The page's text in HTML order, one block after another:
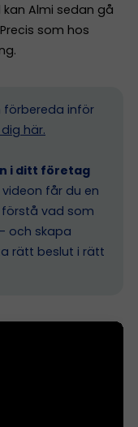
Almi sedan gå
som hos
förbereda inför
här.
i ditt företag
videon får du en
vad som
och skapa
rätt beslut i rätt